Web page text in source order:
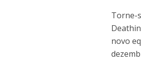
Torne-
novo